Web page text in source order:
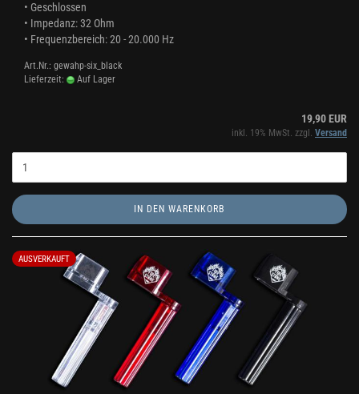
• Geschlossen
• Impedanz: 32 Ohm
• Frequenzbereich: 20 - 20.000 Hz
Art.Nr.: gewahp-six_black
Lieferzeit:
Auf Lager
19,90 EUR
inkl. 19% MwSt. zzgl. Versand
IN DEN WARENKORB
AUSVERKAUFT